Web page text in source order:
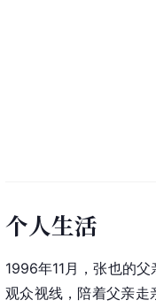
个人生活
1996年11月，张也的
观众视线，陪着父亲